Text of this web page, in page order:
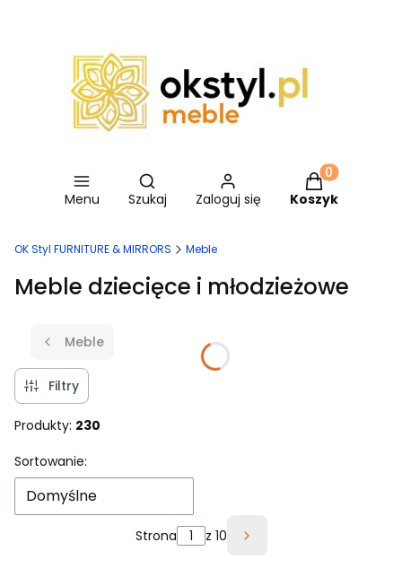
Menu
Otwórz wyszukiwarkę
Szukaj Zaloguj się
Produkty w
Koszyk
OK Styl FURNITURE & MIRRORS Meble
Meble dziecięce i młodzieżowe
Meble
Filtry
Produkty: 230
Lista produktów
Sortowanie:
Domyślne
Strona z 10 Następne produkty